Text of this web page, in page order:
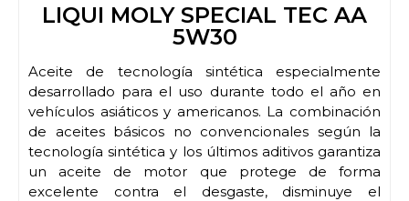
LIQUI MOLY SPECIAL TEC AA
5W30
Aceite de tecnología sintética especialmente
desarrollado para el uso durante todo el año en
vehículos asiáticos y americanos. La combinación
de aceites básicos no convencionales según la
tecnología sintética y los últimos aditivos garantiza
un aceite de motor que protege de forma
excelente contra el desgaste, disminuye el